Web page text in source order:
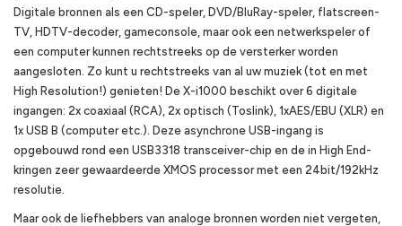
Digitale bronnen als een CD-speler, DVD/BluRay-speler, flatscreen-
TV, HDTV-decoder, gameconsole, maar ook een netwerkspeler of
een computer kunnen rechtstreeks op de versterker worden
aangesloten. Zo kunt u rechtstreeks van al uw muziek (tot en met
High Resolution!) genieten! De X-i1000 beschikt over 6 digitale
ingangen: 2x coaxiaal (RCA), 2x optisch (Toslink), 1xAES/EBU (XLR) en
1x USB B (computer etc.). Deze asynchrone USB-ingang is
opgebouwd rond een USB3318 transceiver-chip en de in High End-
kringen zeer gewaardeerde XMOS processor met een 24bit/192kHz
resolutie.
Maar ook de liefhebbers van analoge bronnen worden niet vergeten,